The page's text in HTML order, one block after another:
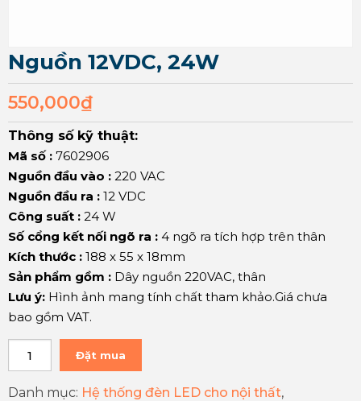
Nguồn 12VDC, 24W
550,000₫
Đặt mua
Danh mục: Hệ thống đèn LED cho nội thất,
Thông số kỹ thuật:
Mã số : 7602906
Nguồn đầu vào : 220 VAC
Nguồn đầu ra : 12 VDC
Công suất : 24 W
Số cổng kết nối ngõ ra : 4 ngõ ra tích hợp trên thân
Kích thước : 188 x 55 x 18mm
Sản phẩm gồm : Dây nguồn 220VAC, thân
Lưu ý: Hình ảnh mang tính chất tham khảo.Giá chưa
bao gồm VAT.